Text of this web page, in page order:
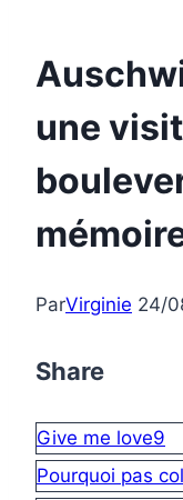
une
ParVirginie 24/
Share
Give me love9
Pourquoi pas